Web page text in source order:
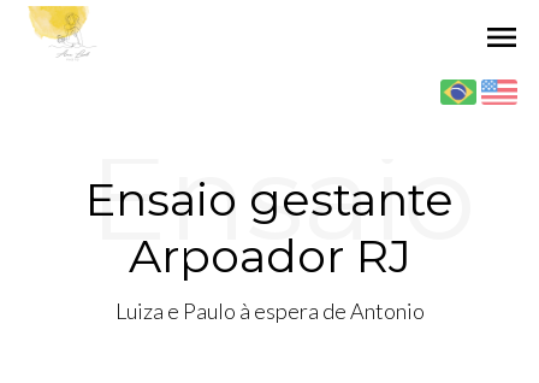
menu
Ensaio gestante
Arpoador RJ
Ensaio
gestant
Luiza e Paulo à espera de Antonio